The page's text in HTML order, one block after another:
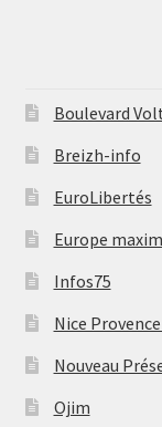
Boulevard
Breizh-info
EuroLibertés
Europe
Infos75
Nice
Nouveau
Ojim